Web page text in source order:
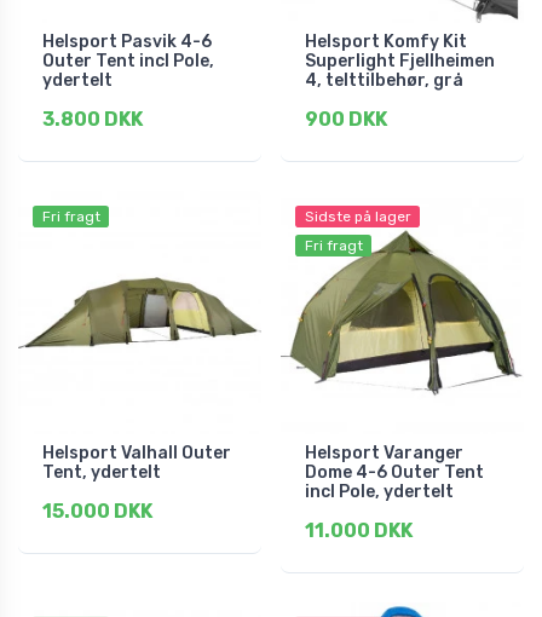
Helsport Pasvik 4-6
Outer Tent incl Pole,
ydertelt
3.800 DKK
Helsport Komfy Kit
Superlight Fjellheimen
4, telttilbehør, grå
900 DKK
Fri fragt
Helsport Valhall Outer
Tent, ydertelt
15.000 DKK
Sidste på lager
Fri fragt
Helsport Varanger
Dome 4-6 Outer Tent
incl Pole, ydertelt
11.000 DKK